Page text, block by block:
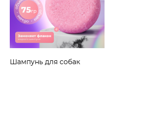
Шампунь для собак